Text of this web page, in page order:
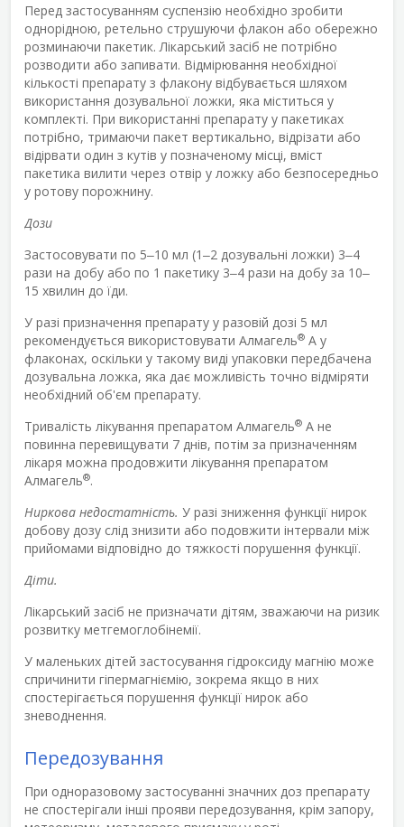
Перед застосуванням суспензію необхідно зробити
однорідною, ретельно струшуючи флакон або обережно
розминаючи пакетик. Лікарський засіб не потрібно
розводити або запивати. Відмірювання необхідної
кількості препарату з флакону відбувається шляхом
використання дозувальної ложки, яка міститься у
комплекті. При використанні препарату у пакетиках
потрібно, тримаючи пакет вертикально, відрізати або
відірвати один з кутів у позначеному місці, вміст
пакетика вилити через отвір у ложку або безпосередньо
у ротову порожнину.
Дози
Застосовувати по 5‒10 мл (1‒2 дозувальні ложки) 3‒4
рази на добу або по 1 пакетику 3‒4 рази на добу за 10‒
15 хвилин до їди.
У разі призначення препарату у разовій дозі 5 мл
рекомендується використовувати Алмагель® А у
флаконах, оскільки у такому виді упаковки передбачена
дозувальна ложка, яка дає можливість точно відміряти
необхідний об'єм препарату.
Тривалість лікування препаратом Алмагель® А не
повинна перевищувати 7 днів, потім за призначенням
лікаря можна продовжити лікування препаратом
Алмагель®.
Ниркова недостатність. У разі зниження функції нирок
добову дозу слід знизити або подовжити інтервали між
прийомами відповідно до тяжкості порушення функції.
Діти.
Лікарський засіб не призначати дітям, зважаючи на ризик
розвитку метгемоглобінемії.
У маленьких дітей застосування гідроксиду магнію може
спричинити гіпермагніємію, зокрема якщо в них
спостерігається порушення функції нирок або
зневоднення.
Передозування
При одноразовому застосуванні значних доз препарату
не спостерігали інші прояви передозування, крім запору,